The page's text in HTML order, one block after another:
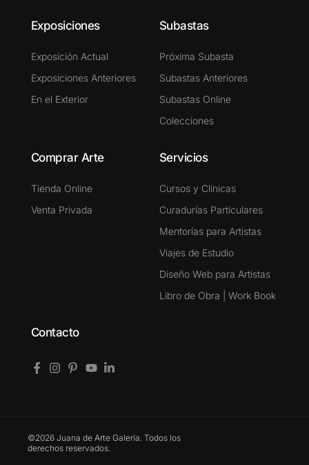
Exposiciones
Exposición Actual
Exposiciones Anteriores
En el Exterior
Subastas
Próxima Subasta
Subastas Anteriores
Subastas Online
Colecciones
Comprar Arte
Tienda Online
Venta Privada
Servicios
Cursos y Clínicas
Curadurías Particulares
Mentorías para Artistas
Viajes de Estudio
Diseño Web para Artistas
Libro de Obra | Work Book
Contacto
©2026 Juana de Arte Galería. Todos los
derechos reservados.